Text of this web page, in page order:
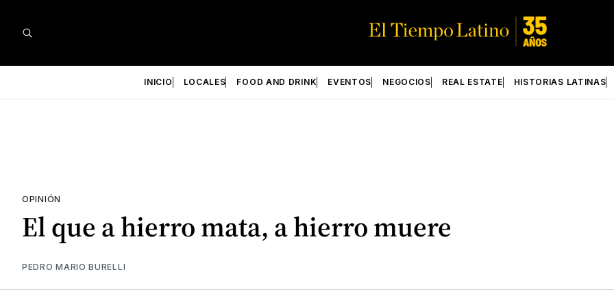
INICIO LOCALES FOOD AND DRINK EVENTOS NEGOCIOS REAL ESTATE HISTORIAS LATINAS
OPINIÓN
El que a hierro mata, a hierro muere
PEDRO MARIO BURELLI